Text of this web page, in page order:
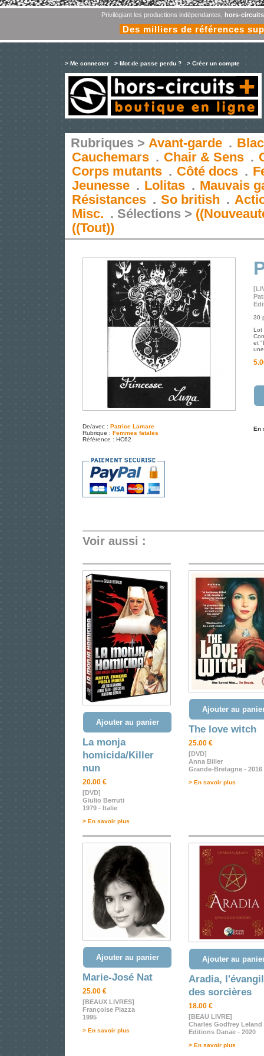
Privilégiant les productions indépendantes, hors-
Des milliers de références
> Me connecter > Mot de passe perdu ? > Créer un compte
Rubriques > Avant-garde .
Cauchemars . Chair & Sens .
Corps mutants . Côté docs .
Jeunesse . Lolitas . Mauvais
Résistances . So british .
Misc. . Sélections >
((Tout))
De/avec : Patrice Lamare
Rubrique : Femmes fatales
Référence : HC62
30
Lot
et
En
Voir aussi :
Ajouter au panier
La monja
homicida/Killer
nun
20.00 €
[DVD]
Giulio Berruti
1979 - Italie
> En savoir plus
Ajouter au
The love witch
25.00 €
[DVD]
Anna Biller
Grande-Bretagne - 2016
> En savoir plus
Ajouter au panier
Marie-José Nat
25.00 €
[BEAUX LIVRES]
Françoise Piazza
1995
> En savoir plus
Ajouter au
Aradia,
des sorcières
18.00 €
[BEAU LIVRE]
Charles Godfrey Leland
Editions Danae - 2020
> En savoir plus